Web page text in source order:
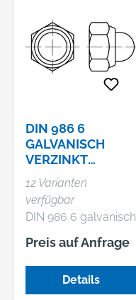
DIN 986 6
GALVANISCH
VERZINKT
SECHSKANT-
HUTMUTTERN
MIT KLEMMTEIL
MIT
NICHTMETALL
12 Varianten
verfügbar
DIN 986 6 galvanisch
verzinkt Sechskant-
Hutmuttern mit
Klemmteil mit
nichtmetallischem
Preis auf Anfrage
Details